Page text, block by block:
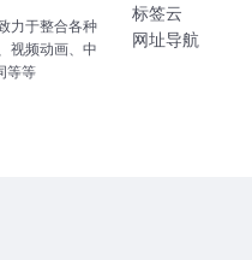
力于整合各种
视频动画、中
等等
标签云
网址导航